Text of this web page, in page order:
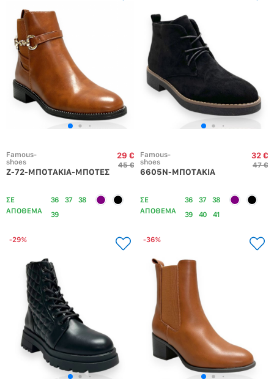
Famous-
shoes
Z-72-ΜΠΟΤΑΚΙΑ-ΜΠΟΤΕΣ
29 €
45 €
ΣΕ
ΑΠΟΘΕΜΑ
36 37
38
39
Famous-
shoes
6605N-ΜΠΟΤΑΚΙΑ
32 €
47 €
ΣΕ
ΑΠΟΘΕΜΑ
36 37
38
39
40 41
-29% -36%